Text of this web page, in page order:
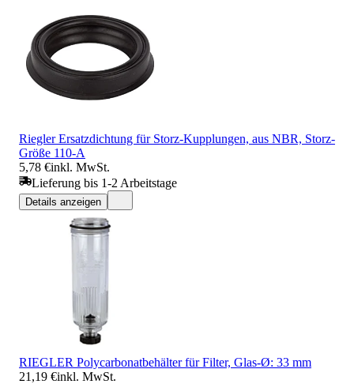
Riegler Ersatzdichtung für Storz-Kupplungen, aus NBR, Storz-
Größe 110-A
5,78 €inkl. MwSt.
Lieferung bis 1-2 Arbeitstage
Details anzeigen
RIEGLER Polycarbonatbehälter für Filter, Glas-Ø: 33 mm
21,19 €inkl. MwSt.